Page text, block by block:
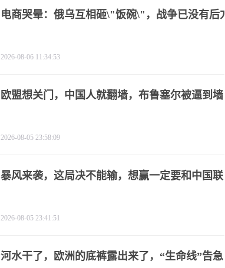
电商哭晕：俄乌互相砸\"饭碗\"，战争已没有后方
2026-08-06 11:34:53
欧盟想关门，中国人就翻墙，布鲁塞尔被逼到墙
2026-08-05 23:58:09
暴风来袭，这局决不能输，想赢一定要和中国联
2026-08-05 23:41:51
河水干了，欧洲的底裤露出来了，“生命线”告急